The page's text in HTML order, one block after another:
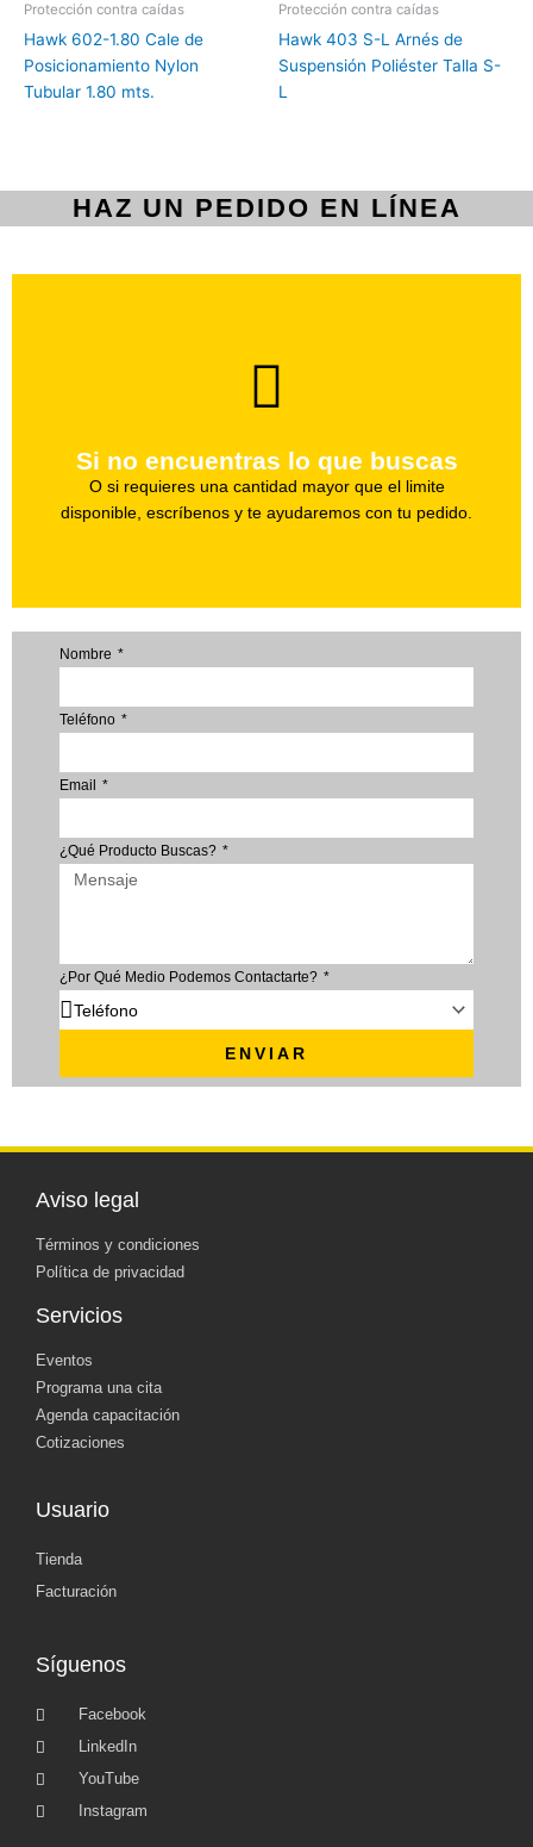
Protección contra caídas
Hawk 602-1.80 Cale de
Posicionamiento Nylon
Tubular 1.80 mts.
Protección contra caídas
Hawk 403 S-L Arnés de
Suspensión Poliéster Talla S-
L
HAZ UN PEDIDO EN LÍNEA
Si no encuentras lo que buscas
O si requieres una cantidad mayor que el limite
disponible, escríbenos y te ayudaremos con tu pedido.
Haz tu pedido
Nombre
Teléfono
Email
¿Qué Producto Buscas?
¿Por Qué Medio Podemos Contactarte?
ENVIAR
Aviso legal
Términos y condiciones
Política de privacidad
Servicios
Eventos
Programa una cita
Agenda capacitación
Cotizaciones
Usuario
Tienda
Facturación
Síguenos
Facebook
LinkedIn
YouTube
Instagram